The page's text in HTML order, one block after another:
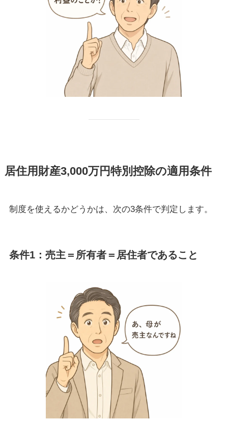
居住用財産3,000万円特別控除の適用条件
制度を使えるかどうかは、次の3条件で判定します。
条件1：売主＝所有者＝居住者であること